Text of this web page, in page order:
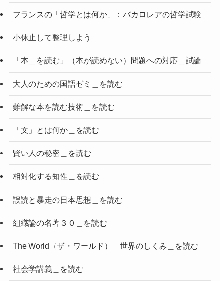
フランスの「哲学とは何か」：バカロレアの哲学試験
小休止して整理しよう
「本＿を読む」（本が読めない）問題への対応＿試論
大人のための国語ゼミ＿を読む
難解な本を読む技術＿を読む
「文」とは何か＿を読む
賢い人の秘密＿を読む
相対化する知性＿を読む
誤読と暴走の日本思想＿を読む
組織論の名著３０＿を読む
The World（ザ・ワールド） 世界のしくみ＿を読む
社会学講義＿を読む